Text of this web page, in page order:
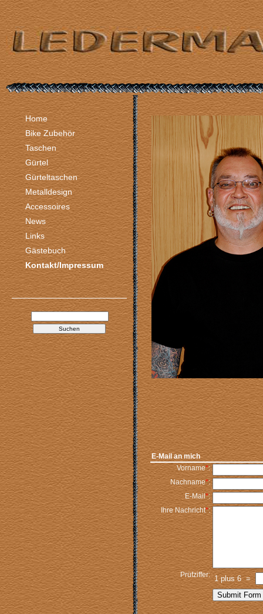
Home
Bike Zubehör
Taschen
Gürtel
Gürteltaschen
Metalldesign
Accessoires
News
Links
Gästebuch
Kontakt/Impressum
E-Mail an mich
Vorname*:
Nachname*:
E-Mail *:
Ihre Nachricht*:
Prüfziffer: 1 plus 6 =